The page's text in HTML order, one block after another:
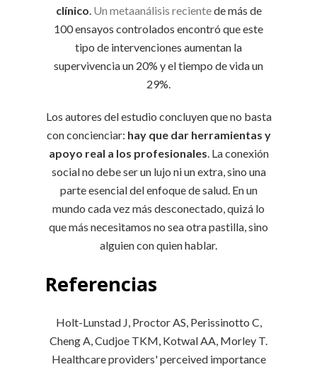
clínico. Un metaanálisis recientede más de
100 ensayos controlados encontró que este
tipo de intervenciones aumentan la
supervivencia un 20% y el tiempo de vida un
29%.
Los autores del estudio concluyen que no basta
con concienciar: hay que dar herramientas y
apoyo real a los profesionales. La conexión
social no debe ser un lujo ni un extra, sino una
parte esencial del enfoque de salud. En un
mundo cada vez más desconectado, quizá lo
que más necesitamos no sea otra pastilla, sino
alguien con quien hablar.
Referencias
Holt-Lunstad J, Proctor AS, Perissinotto C,
Cheng A, Cudjoe TKM, Kotwal AA, Morley T.
Healthcare providers' perceived importance